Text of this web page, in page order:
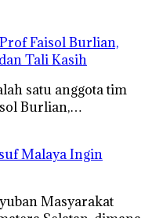
Faisol Burlian,
Tali Kasih
satu anggota tim
Burlian,…
Malaya Ingin
Masyarakat